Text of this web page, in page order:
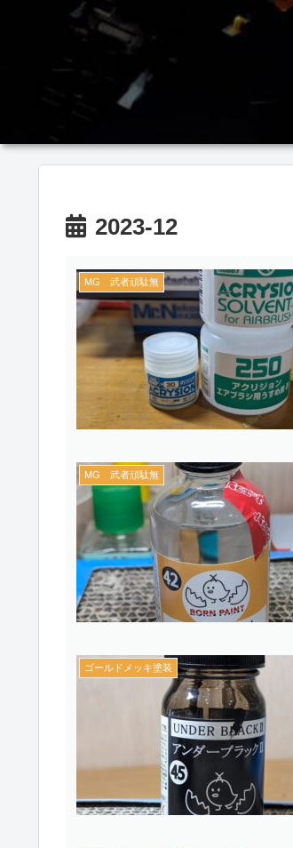
2023-12
MG 武者頑駄無
MG 武者頑駄無
ゴールドメッキ塗装